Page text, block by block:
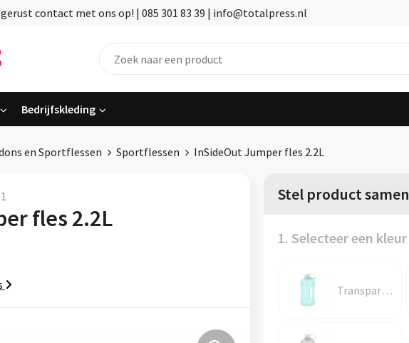
contact met ons op! | 085 301 83 39 | info@totalpress.nl
Bedrijfskleding
en Sportflessen Sportflessen InSideOut Jumper fles 2.2L
fles 2.2L
Stel product samen
1. Selecteer een kleur
Transparant / Lichtblauw